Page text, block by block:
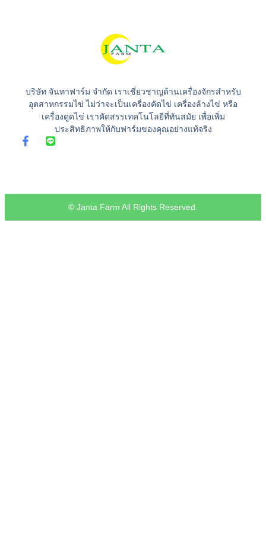
บริษัท จันทาฟาร์ม จำกัด เราเชี่ยวชาญด้านเครื่องจักรสำหรับ
อุตสาหกรรมไข่ ไม่ว่าจะเป็นเครื่องคัดไข่ เครื่องล้างไข่ หรือ
เครื่องดูดไข่ เราคัดสรรเทคโนโลยีที่ทันสมัย เพื่อเพิ่ม
ประสิทธิภาพให้กับฟาร์มของคุณอย่างแท้จริง
© Janta Farm All Rights Reserved.